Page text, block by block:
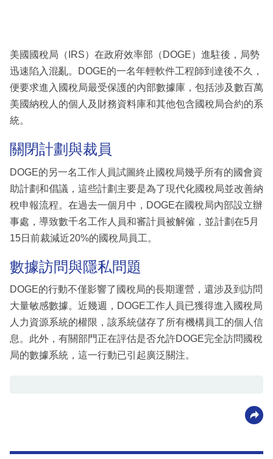
區
美國國稅局（IRS）在政府效率部（DOGE）進駐後，局勢
迅速陷入混亂。DOGE的一名年輕軟件工程師到達後不久，
便要求進入國稅局最受保護的內部數據庫，包括涉及數百萬
美國納稅人的個人及財務資料庫和其他包含國稅局合約的系
統。
關閉計劃與裁員
DOGE的另一名工作人員試圖終止國稅局幾乎所有的國會資
助計劃和倡議，這些計劃主要是為了現代化國稅局並改善納
稅申報流程。在過去一個月中，DOGE在國稅局內部設立辦
事處，導致數千名工作人員和審計員被解僱，並計劃在5月
15日前裁減近20%的國稅局員工。
數據訪問與隱私問題
DOGE的行動不僅影響了國稅局的長期運營，還涉及到訪問
大量敏感數據。近幾週，DOGE工作人員已獲得進入國稅局
人力資源系統的權限，該系統儲存了所有機構員工的個人信
息。此外，有關部門正在評估是否允許DOGE完全訪問國稅
局的數據系統，這一行動已引起廣泛關注。